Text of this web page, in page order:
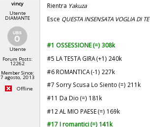
vincy
Utente
DIAMANTE
Utente
Forum Posts:
12262
Member Since:
7 agosto, 2013
Offline
Rientra Yakuza
Esce QUESTA INSENSATA VOGLIA DI TE
#1 OSSESSIONE (=) 308k
#5 LA TESTA GIRA (+1) 240k
#6 ROMANTICA (-1) 227k
#7 Sorry Scusa Lo Siento (=) 211k
#11 Da Dio (=) 181k
#12 AL MIO PAESE (=) 169k
#17 I romantici (=) 141k